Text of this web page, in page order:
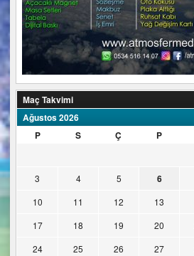
Maç Takvimi
Ağustos 2026
P
S Ç P
3
4 5 6
10
11 12 13
17
18 19 20
24
25 26 27